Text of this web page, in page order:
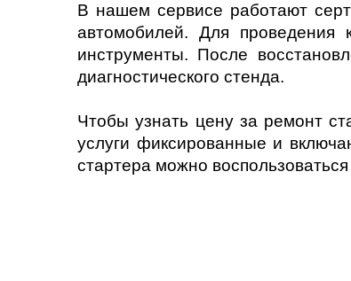
В нашем сервисе работают
автомобилей. Для проведения
инструменты. После
диагностического стенда.
Чтобы узнать цену за ремонт
услуги фиксированные и
стартера можно